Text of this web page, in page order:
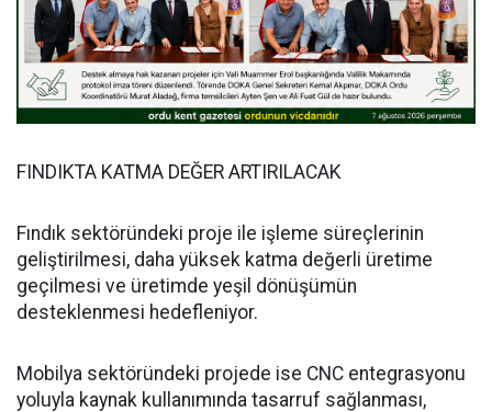
FINDIKTA KATMA DEĞER ARTIRILACAK
Fındık sektöründeki proje ile işleme süreçlerinin
geliştirilmesi, daha yüksek katma değerli üretime
geçilmesi ve üretimde yeşil dönüşümün
desteklenmesi hedefleniyor.
Mobilya sektöründeki projede ise CNC entegrasyonu
yoluyla kaynak kullanımında tasarruf sağlanması,